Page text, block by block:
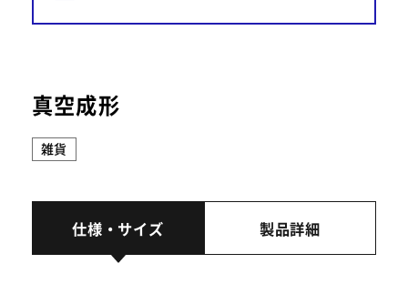
TAMATEBAKO
真空成形
雑貨
仕様・サイズ 製品詳細